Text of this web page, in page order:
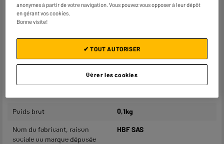
Type
NC
Dimensions produit H 7,5 cm x L 5,5 cm x P 5,5 cm
Dimensions colis
H 18,6 cm x L 11,6 cm x P 5,9
Poids brut 0,1kg
Nom du fabricant, raison
sociale ou marque déposée
HBF SAS
anonymes à partir de votre navigation. Vous pouvez vous opposer à leur dépôt
en gérant vos cookies.
Bonne visite!
Gérer les cookies
✔ TOUT AUTORISER